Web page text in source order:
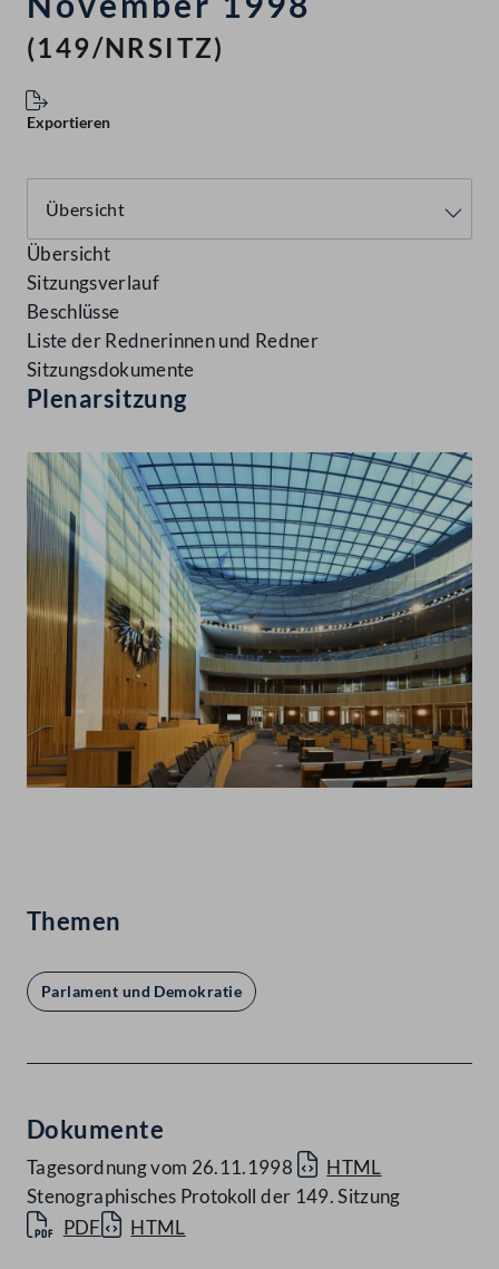
(149/NRSITZ)
Exportieren
Übersicht
Sitzungsverlauf
Beschlüsse
Liste der Rednerinnen und Redner
Sitzungsdokumente
Plenarsitzung
Themen
Parlament und Demokratie
Dokumente
Tagesordnung vom 26.11.1998
HTML
Stenographisches Protokoll der 149. Sitzung
PDF
HTML